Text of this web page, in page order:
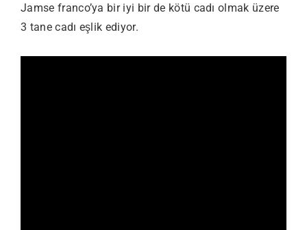
Jamse franco’ya bir iyi bir de kötü cadı olmak üzere
3 tane cadı eşlik ediyor.